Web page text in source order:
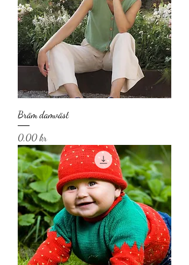
Bräm damväst
Pris
0,00 kr